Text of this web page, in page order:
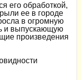
его обработкой,
ее в городе
в огромную
и выпускающую
произведения